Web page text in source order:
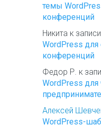
темы
конференций
Никита к записи
WordPress для
конференций
Федор Р. к
WordPress для
Алексей
WordPress-